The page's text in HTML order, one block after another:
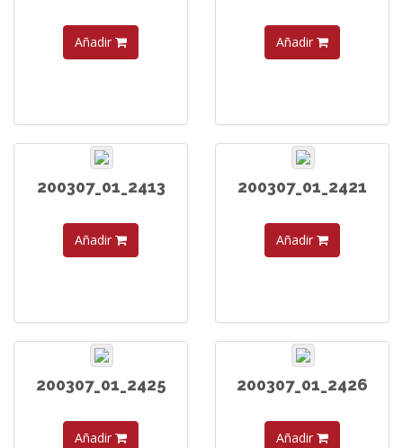
Añadir Añadir
200307_01_2413
Añadir
200307_01_2421
Añadir
200307_01_2425
Añadir
200307_01_2426
Añadir